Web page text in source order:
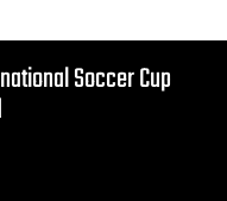
Soccer Cup